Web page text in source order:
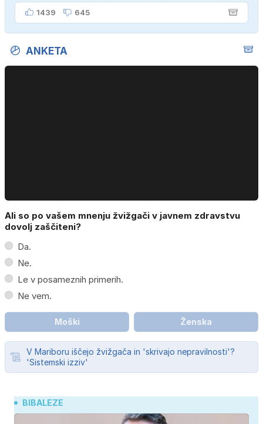
kupiti novega sina, tako sem ga prebutal!"
1439 645
ANKETA
Ali so po vašem mnenju žvižgači v javnem zdravstvu
dovolj zaščiteni?
Da.
Ne.
Le v posameznih primerih.
Ne vem.
Moški Ženska
V Mariboru iščejo žvižgača in 'skrivajo nepravilnosti'?
'Sistemski izziv'
BIBALEZE